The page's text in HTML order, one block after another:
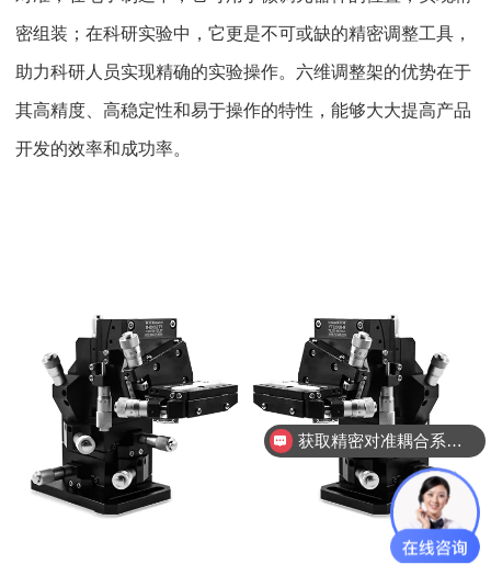
密组装；在科研实验中，它更是不可或缺的精密调整工具，
助力科研人员实现精确的实验操作。六维调整架的优势在于
其高精度、高稳定性和易于操作的特性，能够大大提高产品
开发的效率和成功率。
获取精密对准耦合系统技术方案